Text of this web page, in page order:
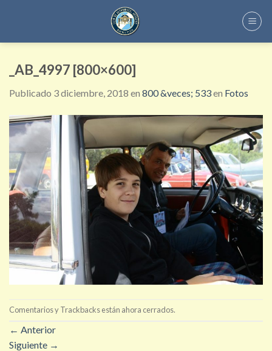
_AB_4997 [800×600]
Publicado 3 diciembre, 2018 en 800 &veces; 533en Fotos
Comentarios y Trackbacks están ahora cerrados.
← Anterior
Siguiente →